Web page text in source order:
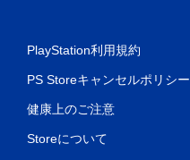
PlayStation利用規約
PS Storeキャンセルポリシー
健康上のご注意
Storeについて